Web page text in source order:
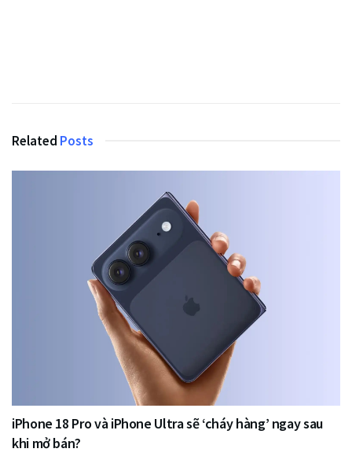
Related Posts
iPhone 18 Pro và iPhone Ultra sẽ ‘cháy hàng’ ngay sau
khi mở bán?